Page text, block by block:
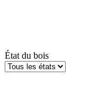
État du bois